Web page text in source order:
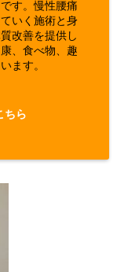
す。慢性腰痛
いく施術と身
改善を提供し
、食べ物、趣
ます。
ちら